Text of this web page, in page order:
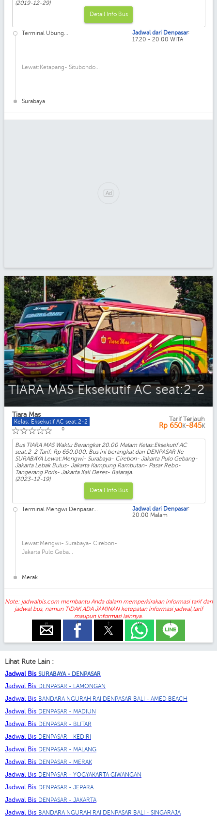
(2019-12-29)
Detail Info Bus
Terminal Ubung...
Lewat:Ketapang- Situbondo...
Surabaya
Jadwal dari Denpasar:
17.20 - 20.00 WITA
TIARA MAS Eksekutif AC seat:2-2
Tiara Mas
Kelas: Eksekutif AC seat:2-2
☆
☆
☆
☆
☆ 0
Tarif Terjauh
Rp 650K-845K
Bus TIARA MAS Waktu Berangkat 20.00 Malam Kelas:Eksekutif AC
seat:2-2 Tarif: Rp 650.000. Bus ini berangkat dari DENPASAR Ke
SURABAYA Lewat:Mengwi- Surabaya- Cirebon- Jakarta Pulo Gebang-
Jakarta Lebak Bulus- Jakarta Kampung Rambutan- Pasar Rebo-
Tangerang Poris- Jakarta Kali Deres- Balaraja.
(2023-12-19)
Detail Info Bus
Terminal Mengwi Denpasar...
Lewat:Mengwi- Surabaya- Cirebon-
Jakarta Pulo Geba...
Merak
Jadwal dari Denpasar:
20.00 Malam
Note: jadwalbis.com membantu Anda dalam memperkirakan informasi tarif dan
jadwal bus, namun TIDAK ADA JAMINAN ketepatan informasi jadwal,tarif
maupun informasi lainnya.
e f t w l
Lihat Rute Lain :
Jadwal Bis SURABAYA - DENPASAR
Jadwal Bis DENPASAR - LAMONGAN
Jadwal Bis BANDARA NGURAH RAI DENPASAR BALI - AMED BEACH
Jadwal Bis DENPASAR - MADIUN
Jadwal Bis DENPASAR - BLITAR
Jadwal Bis DENPASAR - KEDIRI
Jadwal Bis DENPASAR - MALANG
Jadwal Bis DENPASAR - MERAK
Jadwal Bis DENPASAR - YOGYAKARTA GIWANGAN
Jadwal Bis DENPASAR - JEPARA
Jadwal Bis DENPASAR - JAKARTA
Jadwal Bis BANDARA NGURAH RAI DENPASAR BALI - SINGARAJA